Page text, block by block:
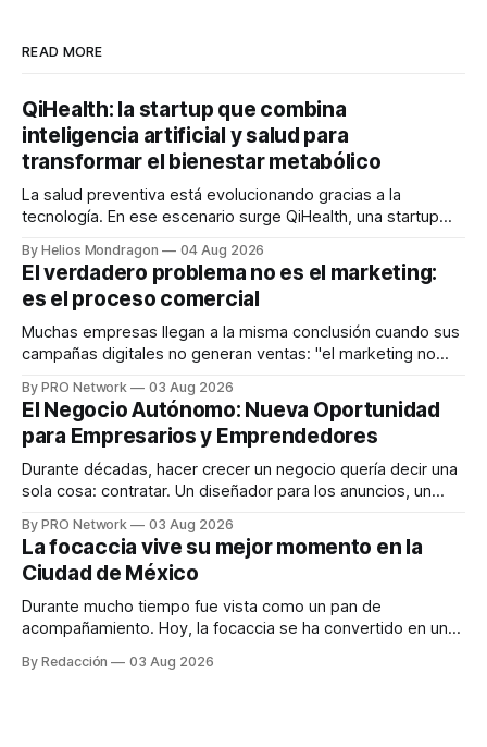
READ MORE
QiHealth: la startup que combina
inteligencia artificial y salud para
transformar el bienestar metabólico
La salud preventiva está evolucionando gracias a la
tecnología. En ese escenario surge QiHealth, una startup
dispositivos inteligentes, inteligencia artificial y monitoreo
en tiempo real para ayudar a las personas a tomar mejores
decisiones sobre su salud metabólica. Su propuesta busca
responder
By Helios Mondragon 04 Aug 2026
El verdadero problema no es el marketing:
es el proceso comercial
Muchas empresas llegan a la misma conclusión cuando sus
campañas digitales no generan ventas: "el marketing no
INTERIUS, el problema suele estar en otro lugar. Durante
una entrevista para el podcast SER PRO, el especialista en
marketing digital explicó que
By PRO Network 03 Aug 2026
El Negocio Autónomo: Nueva Oportunidad
para Empresarios y Emprendedores
Durante décadas, hacer crecer un negocio quería decir una
sola cosa: contratar. Un diseñador para los anuncios, un
para los textos, alguien que supiera de publicidad digital
para encontrar prospectos, un vendedor para atender
llamadas y mensajes, y —con suerte— una persona
By PRO Network 03 Aug 2026
La focaccia vive su mejor momento en la
Ciudad de México
Durante mucho tiempo fue vista como un pan de
acompañamiento. Hoy, la focaccia se ha convertido en uno
artesanal, ingredientes de calidad y experiencias que
By Redacción 03 Aug 2026